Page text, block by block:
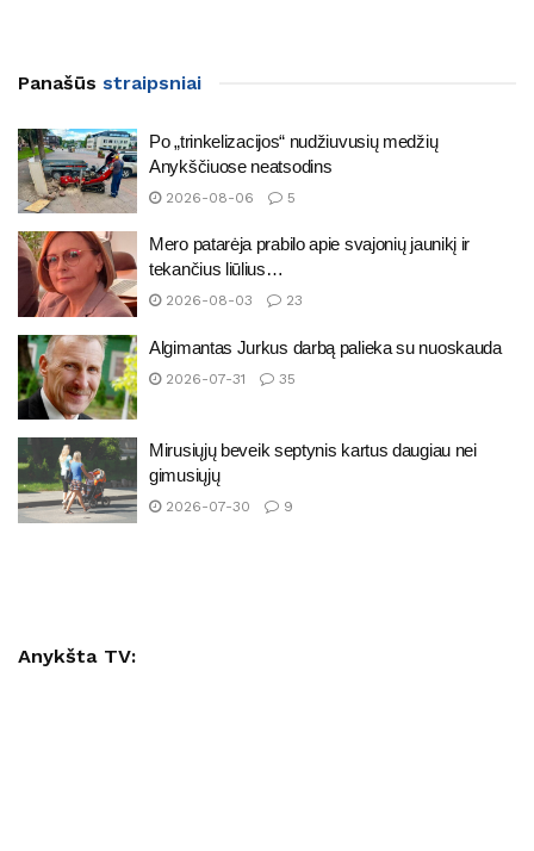
Panašūs straipsniai
Po „trinkelizacijos“ nudžiuvusių medžių
Anykščiuose neatsodins
2026-08-06 5
Mero patarėja prabilo apie svajonių jaunikį ir
tekančius liūlius…
2026-08-03 23
Algimantas Jurkus darbą palieka su nuoskauda
2026-07-31 35
Mirusiųjų beveik septynis kartus daugiau nei
gimusiųjų
2026-07-30 9
Anykšta TV: